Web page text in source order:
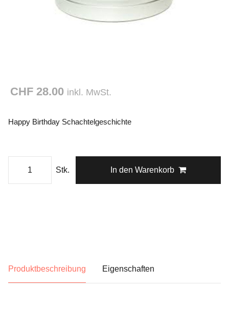
CHF 28.00 inkl. MwSt.
Happy Birthday Schachtelgeschichte
Stk. In den Warenkorb
Produktbeschreibung Eigenschaften